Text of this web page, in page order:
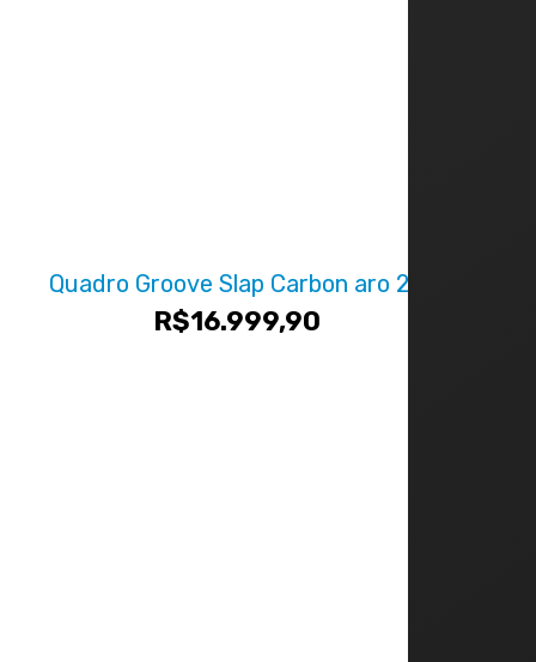
Quadro Groove Slap Carbon aro 29
R$16.999,90